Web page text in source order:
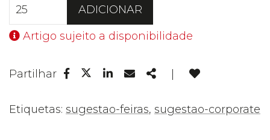
ADICIONAR
Artigo sujeito a disponibilidade
Partilhar
FacebookLinkedin
EmailShare
Etiquetas: sugestao-feiras, sugestao-corporate